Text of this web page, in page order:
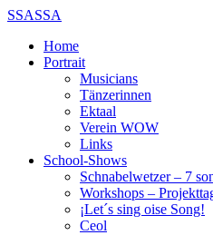
SSASSA
Home
Portrait
Musicians
Tänzerinnen
Ektaal
Verein WOW
Links
School-Shows
Schnabelwetzer – 7
Workshops –
¡Let´s sing oise Song!
Ceol